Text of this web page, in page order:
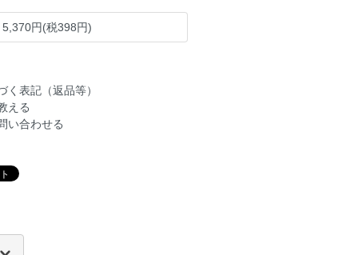
5,370円(税398円)
く表記（返品等）
える
い合わせる